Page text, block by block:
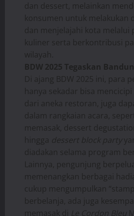
dan dessert, melainkan
konsumen untuk melakukan
dan menjelajahi kota melalui
kuliner serta berkontribusi
wilayah.
BDW 2025 Tegaskan
Di ajang BDW 2025 ini, para
hanya sekadar bisa
dari aneka restoran, juga
dalam rangkaian acara,
memasak, dessert
hingga dessert block party
diadakan selama program
Lainnya, pengunjung
memenangkan berbagai
cukup mengumpulkan
berbelanja, ada juga
memasak di Le Cordon Bleu